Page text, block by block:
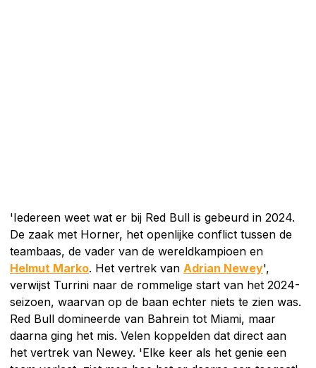
'Iedereen weet wat er bij Red Bull is gebeurd in 2024.
De zaak met Horner, het openlijke conflict tussen de
teambaas, de vader van de wereldkampioen en
Helmut Marko. Het vertrek van Adrian Newey',
verwijst Turrini naar de rommelige start van het 2024-
seizoen, waarvan op de baan echter niets te zien was.
Red Bull domineerde van Bahrein tot Miami, maar
daarna ging het mis. Velen koppelden dat direct aan
het vertrek van Newey. 'Elke keer als het genie een